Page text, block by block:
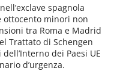
spagnola
ottocento minori non
tra Roma e Madrid
Trattato di Schengen
dei Paesi UE
d’urgenza.